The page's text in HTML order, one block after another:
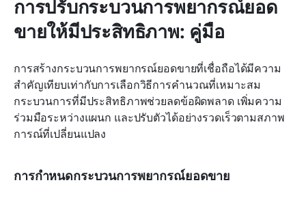
การปรับกระบวนการพยากรณ์ยอด
ขายให้มีประสิทธิภาพ: คู่มือ
การสร้างกระบวนการพยากรณ์ยอดขายที่เชื่อถือได้มีความ
สำคัญเทียบเท่ากับการเลือกวิธีการคำนวณที่เหมาะสม
กระบวนการที่มีประสิทธิภาพช่วยลดข้อผิดพลาด เพิ่มความ
ร่วมมือระหว่างแผนก และปรับตัวได้อย่างรวดเร็วตามสภาพ
การณ์ที่เปลี่ยนแปลง
การกำหนดกระบวนการพยากรณ์ยอดขาย